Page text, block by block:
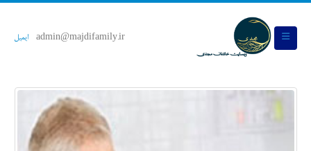
admin@majdifamily.ir ایمیل